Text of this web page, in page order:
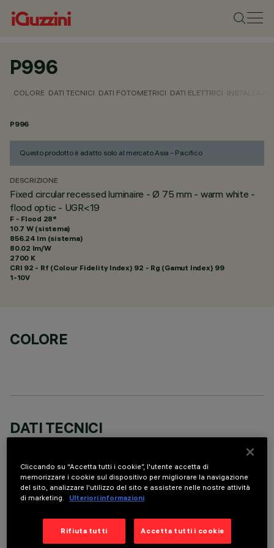
P996
COLORE DATI TECNICI DATI FOTOMETRICI DATI ELETTRICI
P996
Questo prodotto è adatto solo al mercato Asia - Pacifico
DESCRIZIONE
Fixed circular recessed luminaire - Ø 75 mm - warm white -
flood optic - UGR<19
F - Flood 28°
10.7 W (sistema)
856.24 lm (sistema)
80.02 lm/W
2700 K
CRI 92 - Rf (Colour Fidelity Index) 92 - Rg (Gamut Index) 99
1-10V
COLORE
DATI TECNICI
DESCRIZIONE
Fixed round luminaire designed to use a LED lamp with C.O.B.
vacuum-metallised with aluminium vapours with an anti-
scratch protective layer. Die-cast aluminium body and
Cliccando su “Accetta tutti i cookie”, l'utente accetta di
memorizzare i cookie sul dispositivo per migliorare la navigazione
del sito, analizzare l'utilizzo del sito e assistere nelle nostre attività
di marketing.
Ulteriori informazioni
Rifiuta tutti Accetta tutti i cookie